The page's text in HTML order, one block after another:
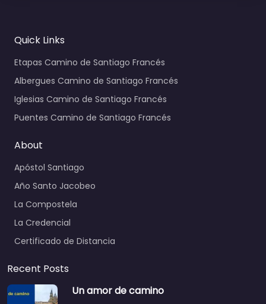
Quick Links
Etapas Camino de Santiago Francés
Albergues Camino de Santiago Francés
Iglesias Camino de Santiago Francés
Puentes Camino de Santiago Francés
About
Apóstol Santiago
Año Santo Jacobeo
La Compostela
La Credencial
Certificado de Distancia
Recent Posts
Un amor de camino